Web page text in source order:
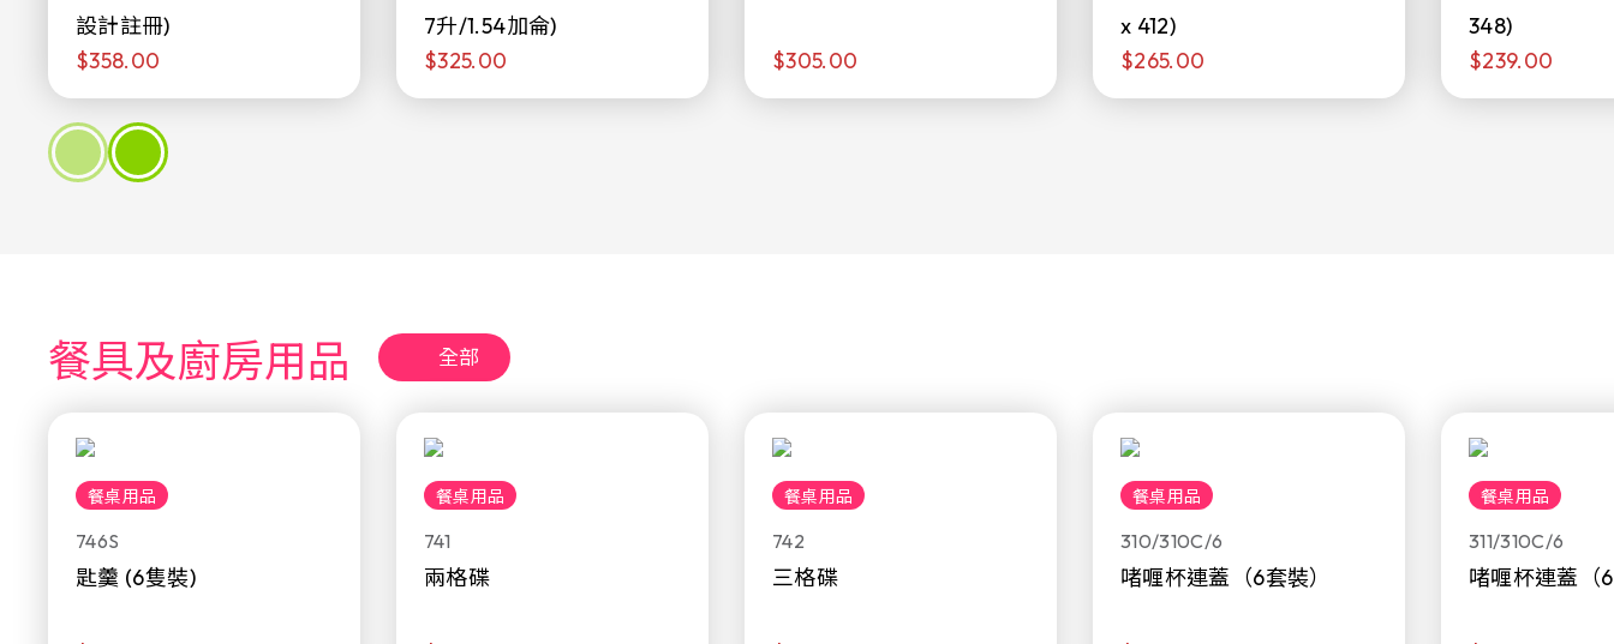
設計註冊)
$358.00
7升/1.54加侖)
$325.00
$305.00
x 412)
$265.00
348)
$239.00
餐具及廚房用品 全部
餐桌用品
746S
匙羹 (6隻裝)
餐桌用品
741
兩格碟
餐桌用品
742
三格碟
餐桌用品
310/310C/6
啫喱杯連蓋（6套裝）
餐桌用品
311/310C/6
啫喱杯連蓋（